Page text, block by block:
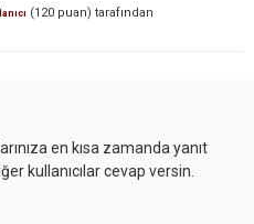
(120 puan) tarafından
en kısa zamanda yanıt
kullanıcılar cevap versin.